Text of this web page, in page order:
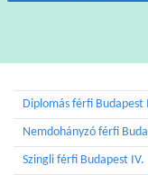
Diplomás férfi Budapest
Nemdohányzó férfi
Szingli férfi Budapest IV.